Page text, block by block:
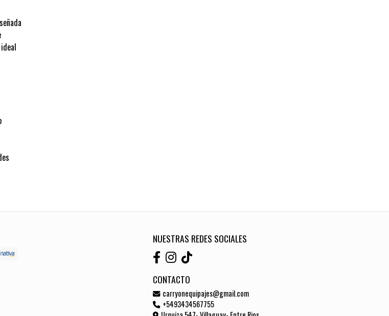
NUESTRAS REDES SOCIALES
CONTACTO
carryonequipajes@gmail.com
+5493434567755